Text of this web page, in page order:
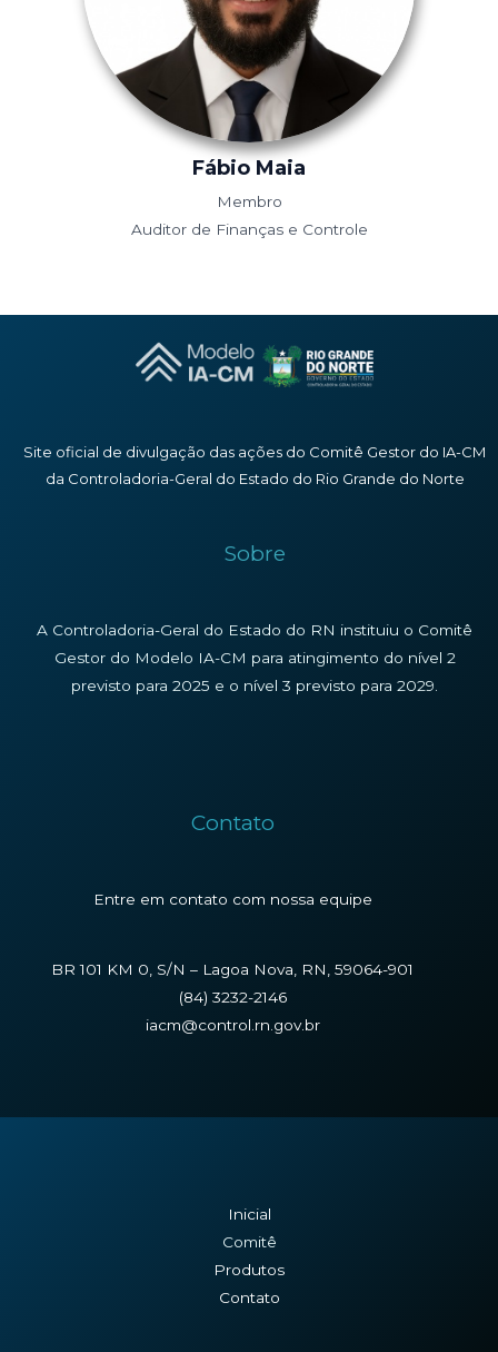
Fábio Maia
Membro
Auditor de Finanças e Controle
Site oficial de divulgação das ações do Comitê Gestor do IA-CM
da Controladoria-Geral do Estado do Rio Grande do Norte
Sobre
A Controladoria-Geral do Estado do RN instituiu o Comitê
Gestor do Modelo IA-CM para atingimento do nível 2
previsto para 2025 e o nível 3 previsto para 2029.
Contato
Entre em contato com nossa equipe
BR 101 KM 0, S/N – Lagoa Nova, RN, 59064-901
(84) 3232-2146
iacm@control.rn.gov.br
Inicial
Comitê
Produtos
Contato